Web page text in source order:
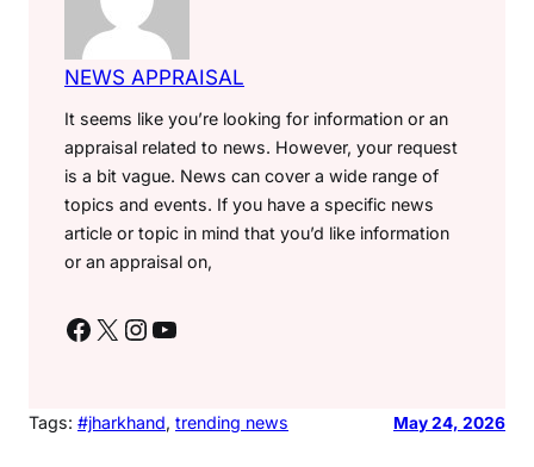
NEWS APPRAISAL
It seems like you’re looking for information or an
appraisal related to news. However, your request
is a bit vague. News can cover a wide range of
topics and events. If you have a specific news
article or topic in mind that you’d like information
or an appraisal on,
Facebook X Instagram YouTube
Tags: #jharkhand, trending news May 24, 2026